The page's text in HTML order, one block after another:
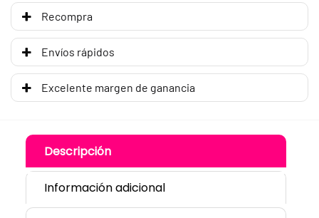
Recompra
Envíos rápidos
Excelente margen de ganancia
Descripción
Información adicional